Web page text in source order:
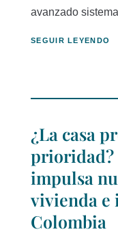
avanzado
SEGUIR LEYENDO
¿La casa
prioridad?
impulsa
vivienda e
Colombia